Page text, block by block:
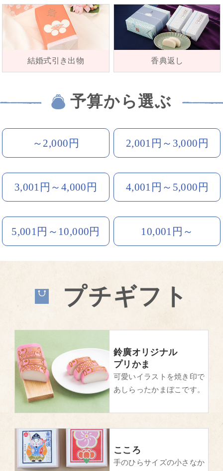
結婚式引き出物 香典返し
予算から選ぶ
～2,000円 2,001円～3,000円
3,001円～4,000円 4,001円～5,000円
5,001円～10,000円 10,001円～
プチギフト
鈴廣オリジナル
プリかま
可愛いイラストを焼き印で
あしらったかまぼこです。
こころ
手のひらサイズの小さなか